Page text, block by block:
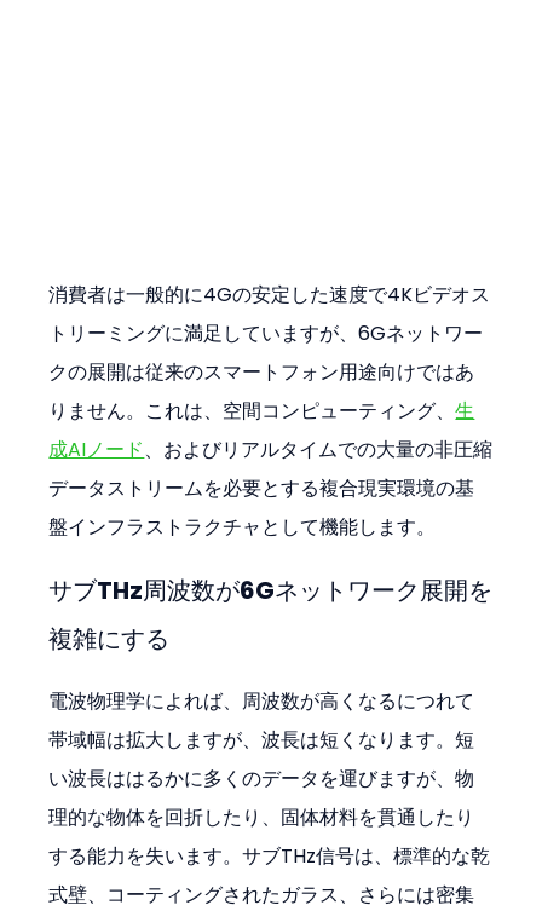
消費者は一般的に4Gの安定した速度で4Kビデオス
トリーミングに満足していますが、6Gネットワー
クの展開は従来のスマートフォン用途向けではあ
りません。これは、空間コンピューティング、生
成AIノード、およびリアルタイムでの大量の非圧縮
データストリームを必要とする複合現実環境の基
盤インフラストラクチャとして機能します。
サブTHz周波数が6Gネットワーク展開を
複雑にする
電波物理学によれば、周波数が高くなるにつれて
帯域幅は拡大しますが、波長は短くなります。短
い波長ははるかに多くのデータを運びますが、物
理的な物体を回折したり、固体材料を貫通したり
する能力を失います。サブTHz信号は、標準的な乾
式壁、コーティングされたガラス、さらには密集